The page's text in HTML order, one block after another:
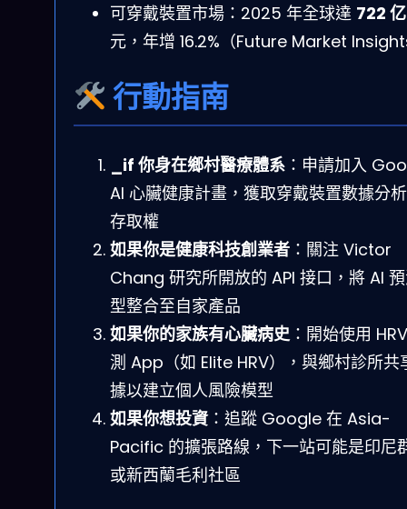
可穿戴裝置市場：2025 年全球達 722 亿
元，年增 16.2%（Future Market
行動指南
_if 你身在鄉村醫療體系 ：申請加入
AI 心臟健康計畫，獲取穿戴裝置數據分
存取權
如果你是健康科技創業者 ：關注 Victor
Chang 研究所開放的 API 接口，將 AI
型整合至自家產品
如果你的家族有心臟病史：開始使用
測 App（如 Elite HRV），與鄉村診所共
據以建立個人風險模型
如果你想投資：追蹤 Google 在 Asia-
Pacific 的擴張路線，下一站可能是印尼
或新西蘭毛利社區